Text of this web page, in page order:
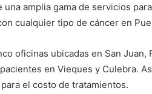
amplia gama de servicios
cualquier tipo de cáncer en
oficinas ubicadas en San Juan,
en Vieques y Culebra.
el costo de tratamientos.